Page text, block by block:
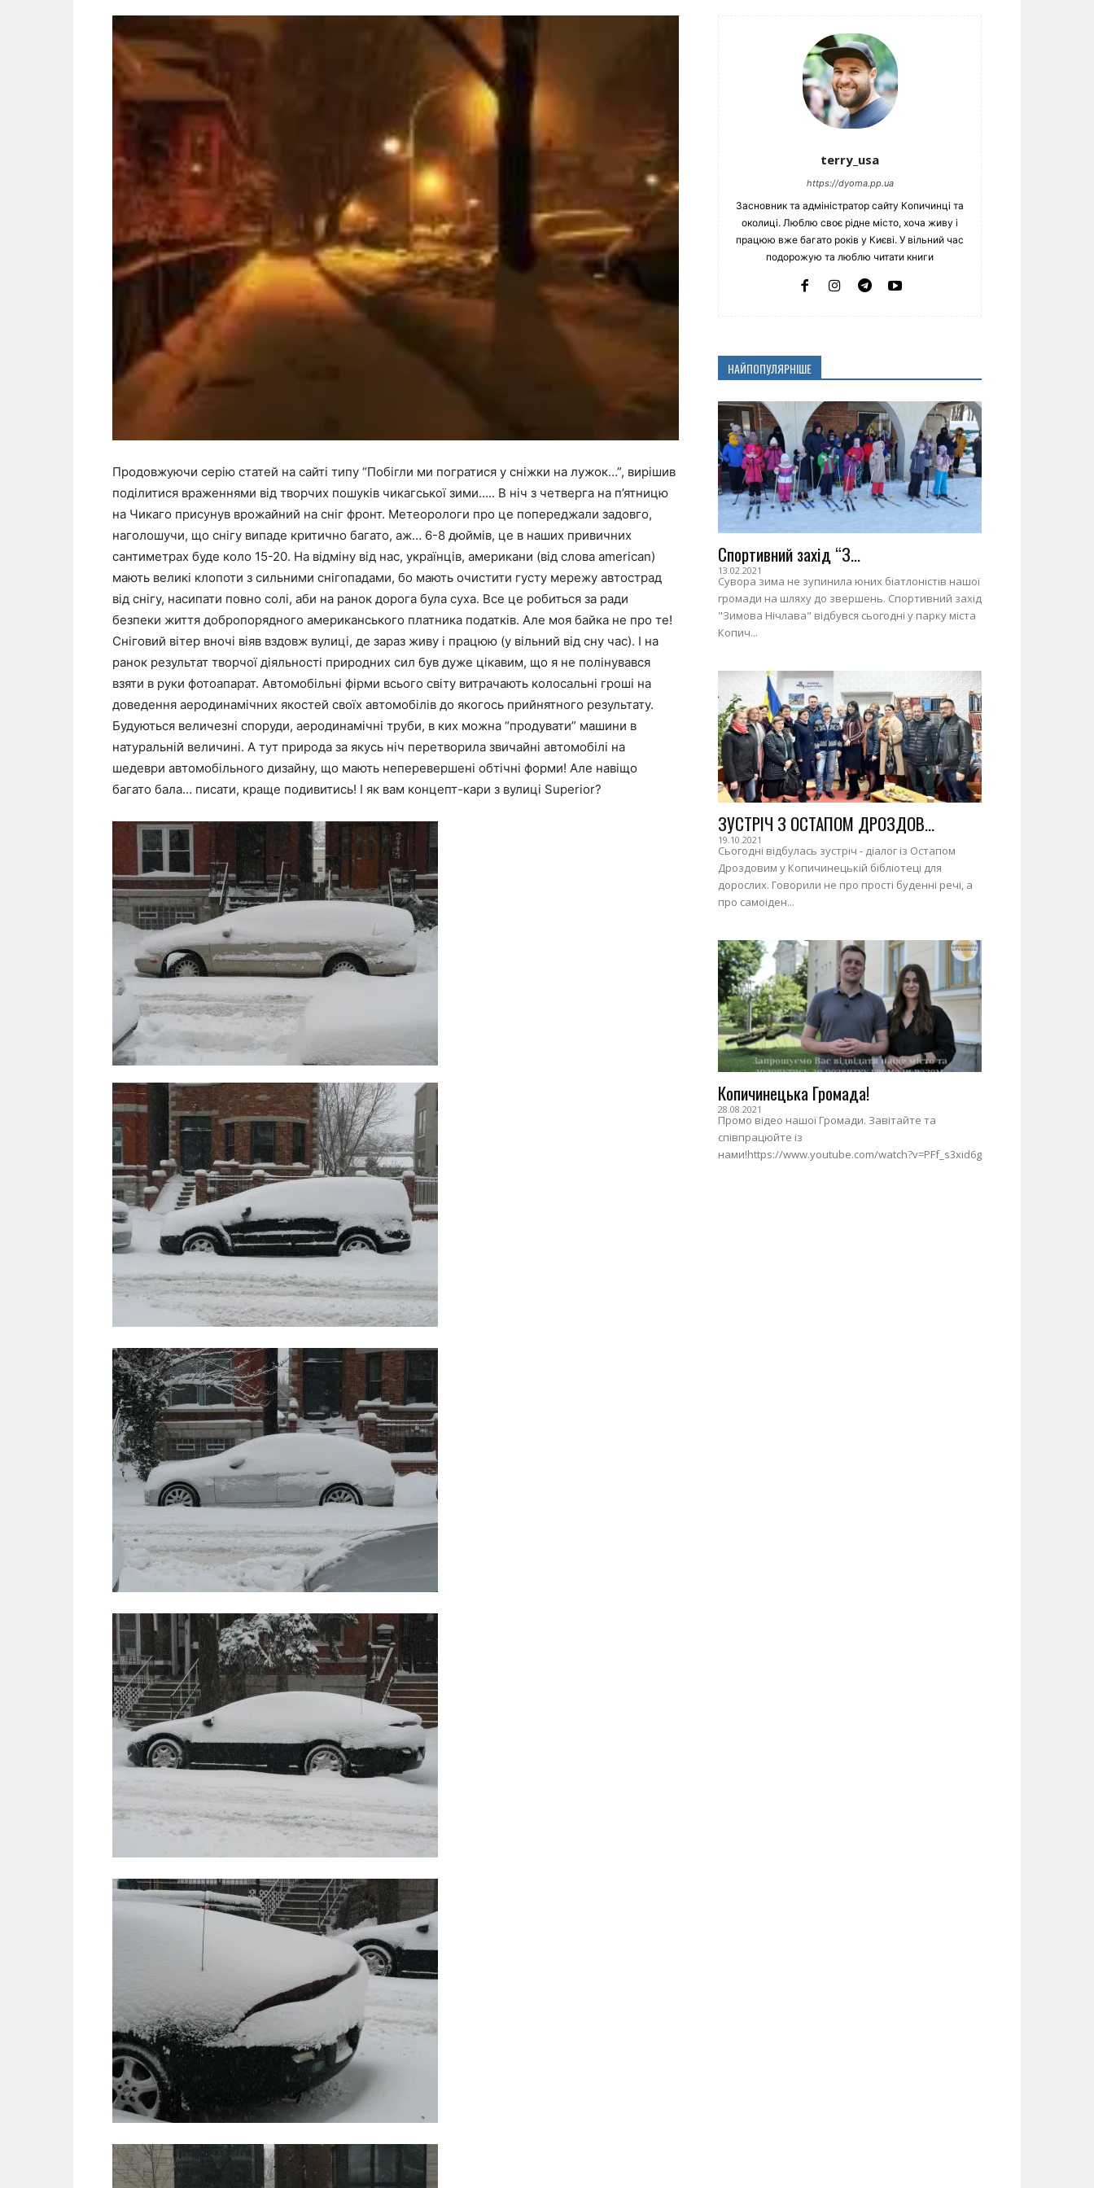
Продовжуючи серію статей на сайті типу “Побігли ми погратися у сніжки на лужок…”, вирішив
поділитися враженнями від творчих пошуків чикагської зими….. В ніч з четверга на п’ятницю
на Чикаго присунув врожайний на сніг фронт. Метеорологи про це попереджали задовго,
наголошучи, що снігу випаде критично багато, аж… 6-8 дюймів, це в наших привичних
сантиметрах буде коло 15-20. На відміну від нас, українців, американи (від слова american)
мають великі клопоти з сильними снігопадами, бо мають очистити густу мережу автострад
від снігу, насипати повно солі, аби на ранок дорога була суха. Все це робиться за ради
безпеки життя добропорядного американського платника податків. Але моя байка не про те!
Сніговий вітер вночі віяв вздовж вулиці, де зараз живу і працюю (у вільний від сну час). І на
ранок результат творчої діяльності природних сил був дуже цікавим, що я не полінувався
взяти в руки фотоапарат. Автомобільні фірми всього світу витрачають колосальні гроші на
доведення аеродинамічних якостей своїх автомобілів до якогось прийнятного результату.
Будуються величезні споруди, аеродинамічні труби, в ких можна “продувати” машини в
натуральній величині. А тут природа за якусь ніч перетворила звичайні автомобілі на
шедеври автомобільного дизайну, що мають неперевершені обтічні форми! Але навіщо
багато бала… писати, краще подивитись! І як вам концепт-кари з вулиці Superior?
terry_usa
https://dyoma.pp.ua
Засновник та адміністратор сайту Копичинці та
околиці. Люблю своє рідне місто, хоча живу і
працюю вже багато років у Києві. У вільний час
подорожую та люблю читати книги
НАЙПОПУЛЯРНІШЕ
Спортивний захід “З...
13.02.2021
Сувора зима не зупинила юних біатлоністів нашої
громади на шляху до звершень. Спортивний захід
"Зимова Нічлава" відбувся сьогодні у парку міста
Копич...
ЗУСТРІЧ З ОСТАПОМ ДРОЗДОВ...
19.10.2021
Сьогодні відбулась зустріч - діалог із Остапом
Дроздовим у Копичинецькій бібліотеці для
дорослих. Говорили не про прості буденні речі, а
про самоіден...
Копичинецька Громада!
28.08.2021
Промо відео нашої Громади. Завітайте та
співпрацюйте із
нами!https://www.youtube.com/watch?v=PFf_s3xid6g